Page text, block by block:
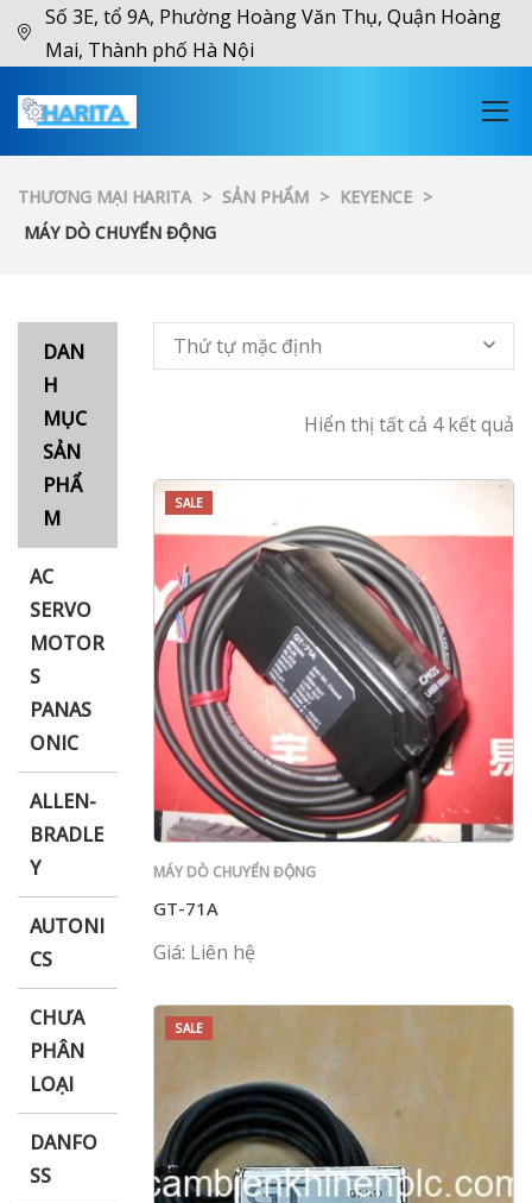
Số 3E, tổ 9A, Phường Hoàng Văn Thụ, Quận Hoàng
Mai, Thành phố Hà Nội
THƯƠNG MẠI HARITA > SẢN PHẨM > KEYENCE >
MÁY DÒ CHUYỂN ĐỘNG
DAN
H
MỤC
SẢN
PHẨ
M
AC
SERVO
MOTOR
S
PANAS
ONIC
ALLEN-
BRADLE
Y
AUTONI
CS
CHƯA
PHÂN
LOẠI
DANFO
SS
Hiển thị tất cả 4 kết quả
Thứ tự mặc định
SALE
MÁY DÒ CHUYỂN ĐỘNG
GT-71A
Giá: Liên hệ
SALE
XNK